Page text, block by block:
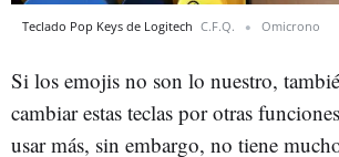
Teclado Pop Keys de Logitech C.F.Q. Omicrono
Si los emojis no son lo nuestro,
cambiar estas teclas por otras
usar más, sin embargo, no tiene